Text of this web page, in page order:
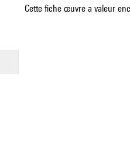
Cette fiche œuvre a valeur